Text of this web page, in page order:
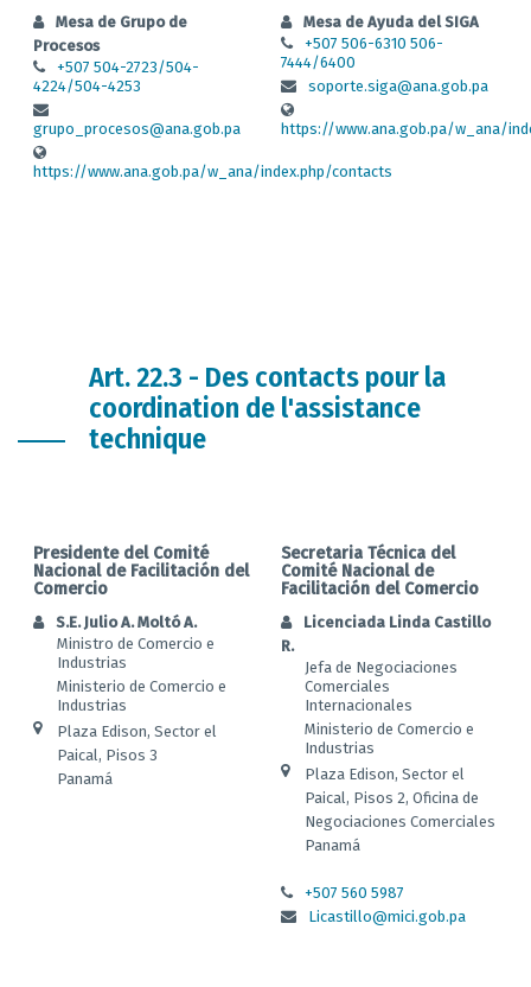
Mesa de Grupo de
Procesos
+507 504-2723/504-
4224/504-4253
grupo_procesos@ana.gob.pa
https://www.ana.gob.pa/w_ana/index.php/contacts
Mesa de Ayuda del SIGA
+507 506-6310 506-
7444/6400
soporte.siga@ana.gob.pa
https://www.ana.gob.pa/w_ana/
Art. 22.3 - Des contacts pour la
coordination de l'assistance
technique
Presidente del Comité
Nacional de Facilitación del
Comercio
S.E. Julio A. Moltó A.
Ministro de Comercio e
Industrias
Ministerio de Comercio e
Industrias
Plaza Edison, Sector el
Paical, Pisos 3
Panamá
Secretaria Técnica del
Comité Nacional de
Facilitación del Comercio
Licenciada Linda Castillo
R.
Jefa de Negociaciones
Comerciales
Internacionales
Ministerio de Comercio e
Industrias
Plaza Edison, Sector el
Paical, Pisos 2, Oficina de
Negociaciones Comerciales
Panamá
+507 560 5987
Licastillo@mici.gob.pa